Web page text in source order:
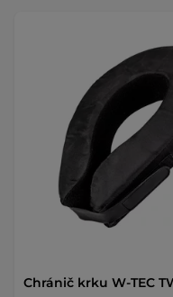
Chránič krku W-TEC